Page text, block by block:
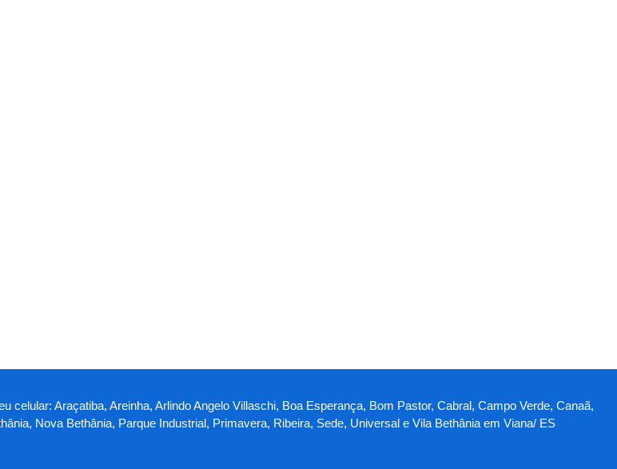
Araçatiba, Areinha, Arlindo Angelo Villaschi, Boa Esperança, Bom Pastor, Cabral, Campo Verde, Canaã,
Nova Bethânia, Parque Industrial, Primavera, Ribeira, Sede, Universal e Vila Bethânia em Viana/ ES